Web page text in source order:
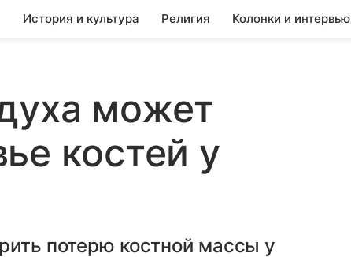
История и культура Религия Колонки и интервью
может
костей у
потерю костной массы у